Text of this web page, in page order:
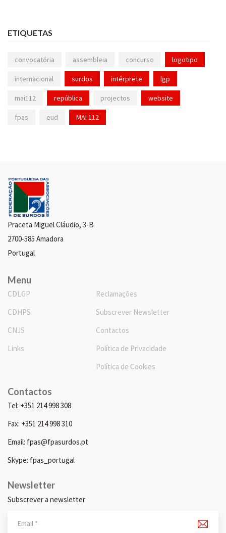
ETIQUETAS
convocatória assembleia concurso logotipo
internacional surdos intérprete lgp
mai112 república projectos website
fpas eud MAI 112
Praceta Miguel Cláudio, 3-B
2700-585 Amadora
Portugal
Menu
CDLGP
CDHPS
CNJS
Links
Reclamações
Subscrever Newsletter
Contactos
Política de Privacidade
Política de Cookies
Contactos
Tel: +351 214 998 308
Fax: +351 214 998 310
Email: fpas@fpasurdos.pt
Skype: fpas_portugal
Newsletter
Subscrever a newsletter